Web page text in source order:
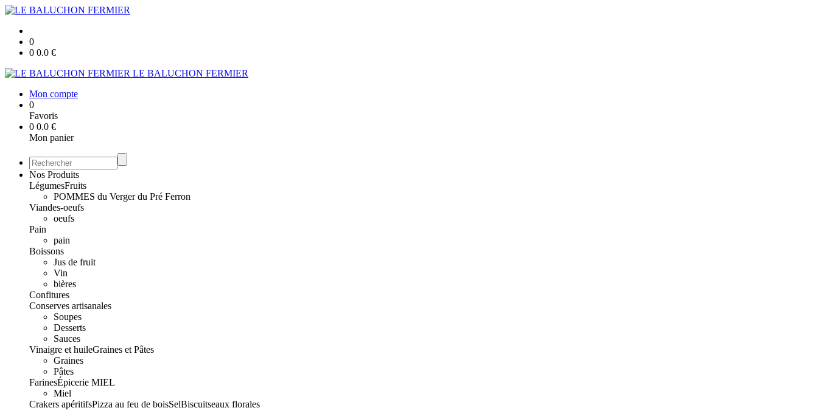
0
0 0.0 €
LE BALUCHON FERMIER
Mon compte
0
Favoris
0 0.0 €
Mon panier
Nos Produits
LégumesFruits
POMMES du Verger du Pré Ferron
Viandes-oeufs
oeufs
Pain
pain
Boissons
Jus de fruit
Vin
bières
Confitures
Conserves artisanales
Soupes
Desserts
Sauces
Vinaigre et huileGraines et Pâtes
Graines
Pâtes
FarinesÉpicerie MIEL
Miel
Crakers apéritifsPizza au feu de boisSelBiscuitseaux florales